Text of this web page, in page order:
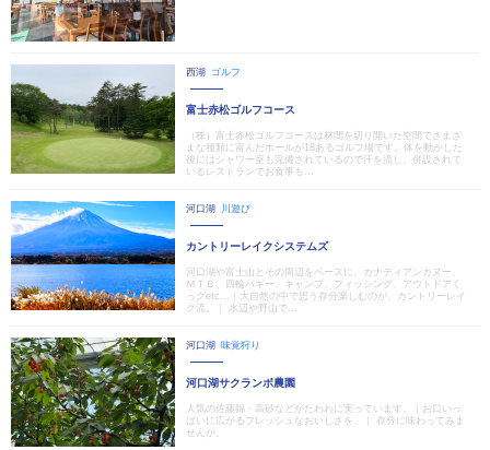
西湖 ゴルフ
富士赤松ゴルフコース
（株）富士赤松ゴルフコースは林間を切り開いた空間でさまざ
まな種類に富んだホールが18あるゴルフ場です。体を動かした
後にはシャワー室も完備されているので汗を流し、併設されて
いるレストランでお食事も...
河口湖 川遊び
カントリーレイクシステムズ
河口湖や富士山とその周辺をベースに、カナディアンカヌー、
ＭＴＢ、四輪バギー、キャンプ、フィッシング、アウトドアく
っグetc…｜大自然の中で思う存分楽しむのが、カントリーレイ
ク流。｜ 水辺や野山で...
河口湖 味覚狩り
河口湖サクランボ農園
人気の佐藤錦・高砂などがたわわに実っています。｜お口いっ
ぱいに広がるフレッシュなおいしさを、｜ 存分に味わってみま
せんか。